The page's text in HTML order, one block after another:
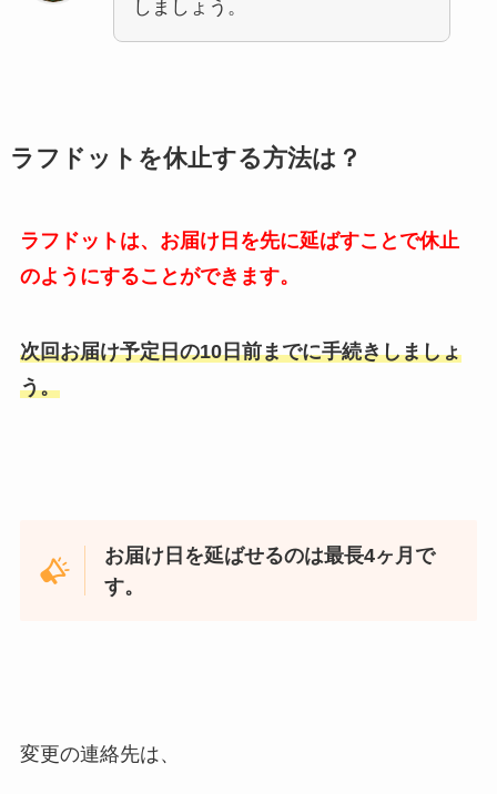
しましょう。
ラフドットを休止する方法は？
ラフドットは、お届け日を先に延ばすことで休止
のようにすることができます。
次回お届け予定日の10日前までに手続きしましょ
う。
お届け日を延ばせるのは最長4ヶ月で
す。
変更の連絡先は、